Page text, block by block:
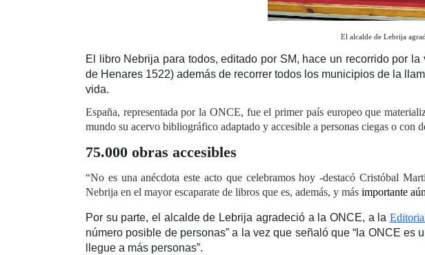
El alcalde de Lebrija
El libro Nebrija para todos, editado por SM, hace un recorrido por
de Henares 1522) además de recorrer todos los municipios de la
vida.
España, representada por la ONCE, fue el primer país europeo que
mundo su acervo bibliográfico adaptado y accesible a personas ciegas o con
75.000 obras accesibles
“No es una anécdota este acto que celebramos hoy -destacó Cristóbal
Nebrija en el mayor escaparate de libros que es, además, y más importante
Por su parte, el alcalde de Lebrija agradeció a la ONCE, a la
número posible de personas” a la vez que señaló que “la ONCE
llegue a más personas”.